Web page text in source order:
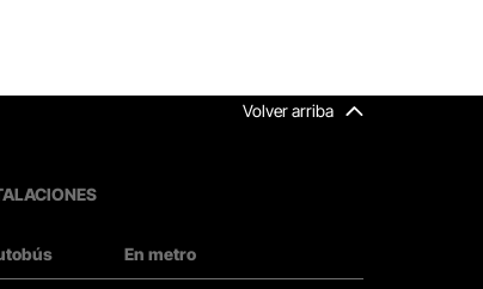
Volver arriba
En metro